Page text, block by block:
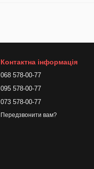
Контактна інформація
068 578-00-77
095 578-00-77
073 578-00-77
Передзвонити вам?